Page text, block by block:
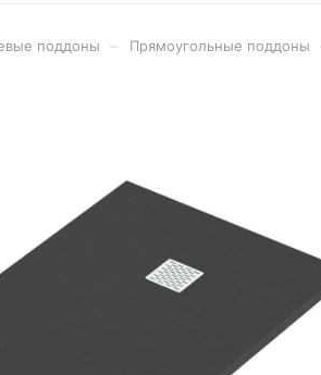
поддоны Прямоугольные поддоны